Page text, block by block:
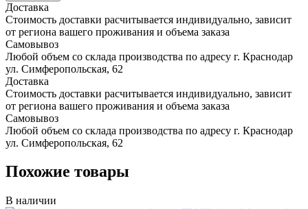
Доставка
Стоимость доставки расчитывается индивидуально, зависит
от региона вашего проживания и объема заказа
Самовывоз
Любой объем со склада производства по адресу г. Краснодар
ул. Симферопольская, 62
Доставка
Стоимость доставки расчитывается индивидуально, зависит
от региона вашего проживания и объема заказа
Самовывоз
Любой объем со склада производства по адресу г. Краснодар
ул. Симферопольская, 62
Похожие товары
В наличии